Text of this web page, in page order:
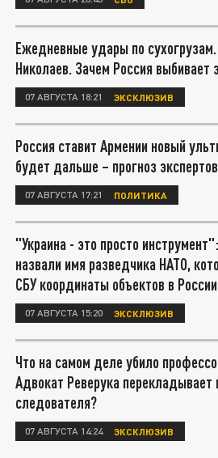
Ежедневные удары по
Николаев. Зачем Россия выбивает
07 АВГУСТА 18:21 ЭКСКЛЮЗИВ
Россия ставит Армении новый
будет дальше – прогноз экспертов
07 АВГУСТА 17:21 ПОЛИТИКА
"Украина - это просто
назвали имя разведчика НАТО,
СБУ координаты объектов в России
07 АВГУСТА 15:20 ЭКСКЛЮЗИВ
Что на самом деле убило
Адвокат Реверука перекладывает
следователя?
07 АВГУСТА 14:24 ЭКСКЛЮЗИВ